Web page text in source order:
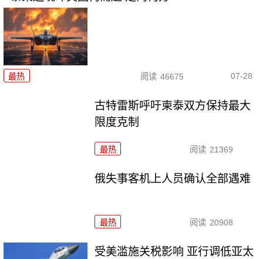
最热 阅读 46675 07-28
古特雷斯呼吁柬泰双方保持最大
限度克制
最热 阅读 21369
俄失事客机上人员确认全部遇难
最热 阅读 20908
受美滥施关税影响 亚行调低亚太